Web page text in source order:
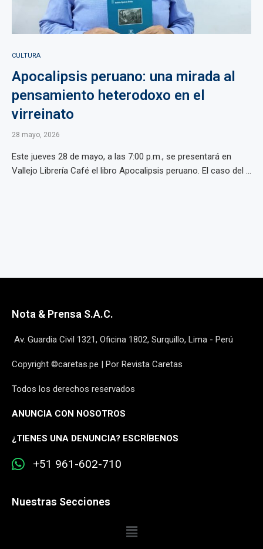
CULTURA
Apocalipsis peruano: una mirada al
pensamiento heterodoxo en el
virreinato
28 mayo, 2026
Este jueves 28 de mayo, a las 7:00 p.m., se presentará en
Vallejo Librería Café el libro Apocalipsis peruano. El caso del ...
Nota & Prensa S.A.C.
Av. Guardia Civil 1321, Oficina 1802, Surquillo, Lima - Perú
Copyright ©caretas.pe | Por Revista Caretas
Todos los derechos reservados
ANUNCIA CON NOSOTROS
¿TIENES UNA DENUNCIA? ESCRÍBENOS
+51 961-602-710
Nuestras Secciones